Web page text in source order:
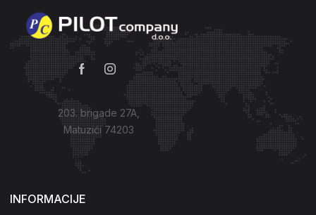
203. brigade 27A,
Matuzići 74203
Kako do nas?
INFORMACIJE